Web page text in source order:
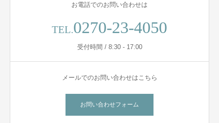
お電話でのお問い合わせは
TEL.0270-23-4050
受付時間 / 8:30 - 17:00
メールでのお問い合わせはこちら
お問い合わせフォーム